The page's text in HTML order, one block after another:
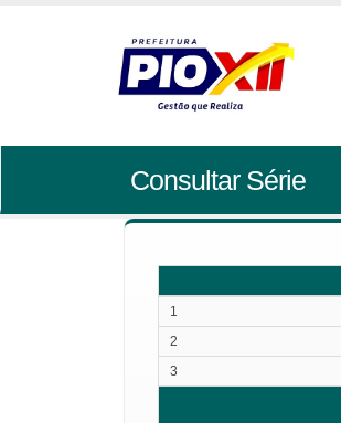
Consultar Série
1
2
3